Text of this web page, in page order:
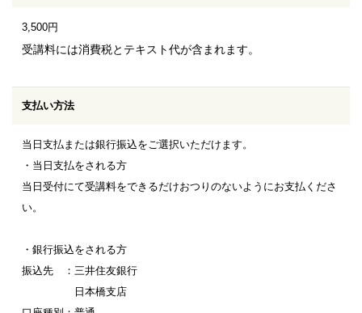
3,500円
受講料には消費税とテキスト代が含まれます。
支払い方法
当日支払または銀行振込をご選択いただけます。
・当日支払をされる方
当日受付にて受講料をできるだけおつりのないようにお支払くださ
い。
・銀行振込をされる方
振込先 ：三井住友銀行
日本橋支店